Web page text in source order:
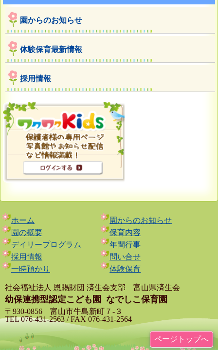
園からのお知らせ
体験保育最新情報
採用情報
ページトップへ
ホーム
園からのお知らせ
園の概要
保育内容
デイリープログラム
年間行事
採用情報
問い合せ
一時預かり
体験保育
社会福祉法人 恩賜財団 済生会支部 富山県済生会
幼保連携型認定こども園 なでしこ保育園
〒930-0856 富山市牛島新町７-３
TEL 076-431-2563 / FAX 076-431-2564